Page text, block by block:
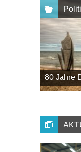
80 Jahre